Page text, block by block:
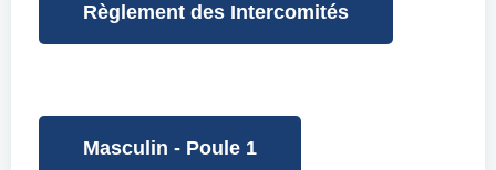
Règlement des Intercomités
Masculin - Poule 1